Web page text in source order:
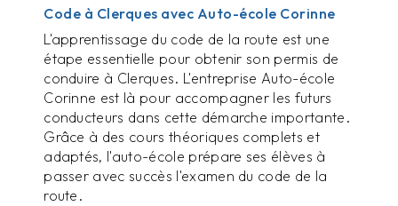
Code à Clerques avec Auto-école Corinne
L'apprentissage du code de la route est une
étape essentielle pour obtenir son permis de
conduire à Clerques. L'entreprise Auto-école
Corinne est là pour accompagner les futurs
conducteurs dans cette démarche importante.
Grâce à des cours théoriques complets et
adaptés, l'auto-école prépare ses élèves à
passer avec succès l'examen du code de la
route.